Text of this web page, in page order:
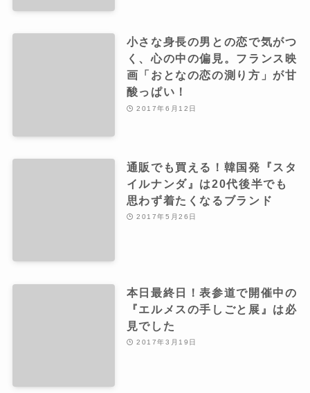
小さな身長の男との恋で気がつ
く、心の中の偏見。フランス映
画「おとなの恋の測り方」が甘
酸っぱい！
2017年6月12日
通販でも買える！韓国発『スタ
イルナンダ』は20代後半でも
思わず着たくなるブランド
2017年5月26日
本日最終日！表参道で開催中の
『エルメスの手しごと展』は必
見でした
2017年3月19日